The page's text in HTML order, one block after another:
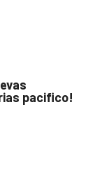
pacifico!